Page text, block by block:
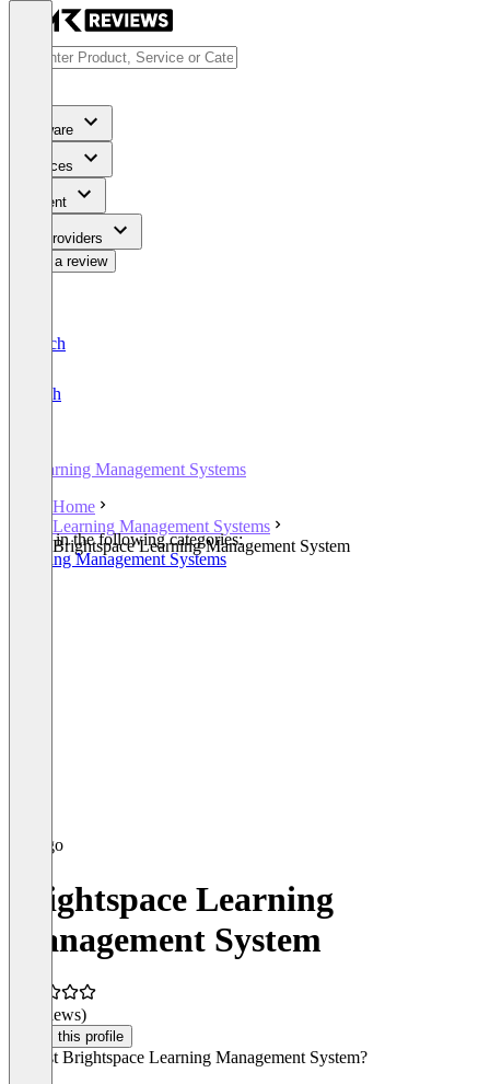
Software
Services
Content
For Providers
Write a review
Deutsch
English
Learning Management Systems
Home
Learning Management Systems
Brightspace Learning Management System
Listed in the following categories:
Learning Management Systems
Brightspace Learning
Management System
(0 reviews)
Claim this profile
Was ist Brightspace Learning Management System?